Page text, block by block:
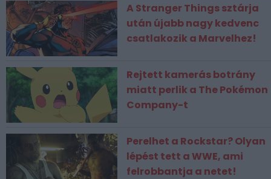
A Stranger Things sztárja
után újabb nagy kedvenc
csatlakozik a Marvelhez!
Rejtett kamerás botrány
miatt perlik a The Pokémon
Company-t
Perelhet a Rockstar? Olyan
lépést tett a WWE, ami
felrobbantja a netet!